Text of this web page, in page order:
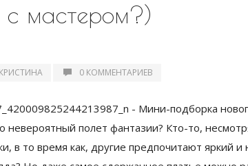
с мастером?)
0 КОММЕНТАРИЕВ